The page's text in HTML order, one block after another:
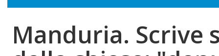
Manduria. Scrive